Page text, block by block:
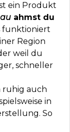
ein Produkt
ahmst du
funktioniert
Region
weil du
schneller
ruhig auch
in
So